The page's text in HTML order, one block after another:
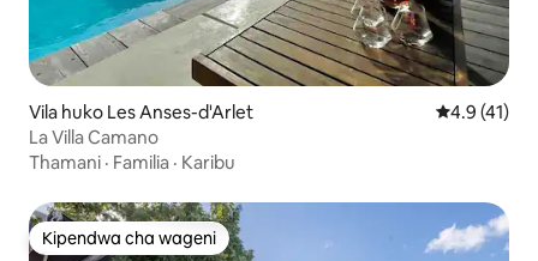
Vila huko Les Anses-d'Arlet Ukadiriaji
4.9 (41)
La Villa Camano
Thamani · Familia · Karibu
Kipendwa cha wageni
Kipendwa cha wageni